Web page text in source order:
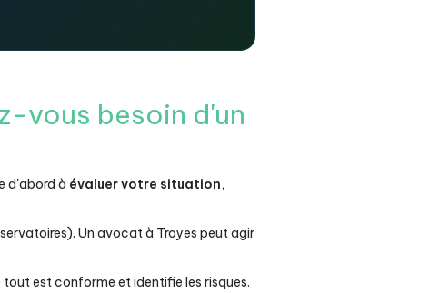
vous besoin d'un
d'abord à évaluer votre situation,
Un avocat à Troyes peut agir
est conforme et identifie les risques.